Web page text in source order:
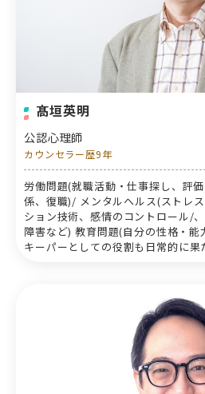
髙垣英明
公認心理師
カウンセラー歴9年
労働問題(就職活動・仕事探し、評
係、復職)/ メンタルヘルス(ストレ
ション技術、感情のコントロール/
障害など) 教育問題(自分の性格・
キーパーとしての役割も日常的に果